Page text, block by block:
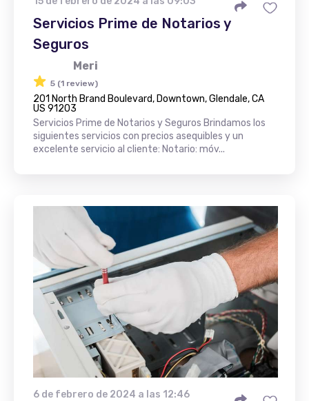
Servicios Prime de Notarios y
Seguros
Meri
5 (1 review)
201 North Brand Boulevard, Downtown, Glendale, CA
US 91203
Servicios Prime de Notarios y Seguros Brindamos los
siguientes servicios con precios asequibles y un
excelente servicio al cliente: Notario: móv...
6 de febrero de 2024 a las 12:46